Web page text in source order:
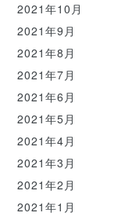
2021年10月
2021年9月
2021年8月
2021年7月
2021年6月
2021年5月
2021年4月
2021年3月
2021年2月
2021年1月